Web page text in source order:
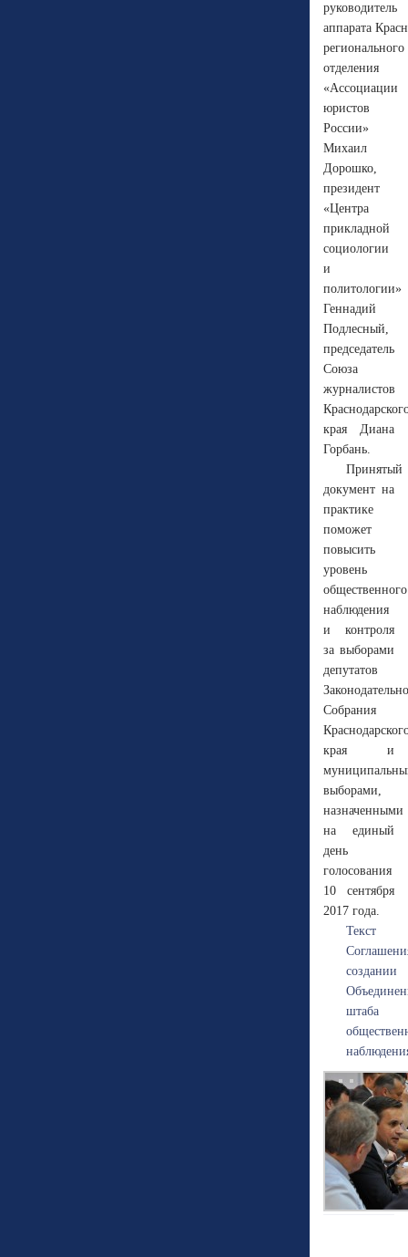
руководитель
аппарата
регионального
отделения
«Ассоциации
юристов
России»
Михаил
Дорошко,
президент
«Центра
прикладной
социологии
и
политологии»
Геннадий
Подлесный,
председатель
Союза
журналистов
края Диана
Горбань.
Принятый
документ на
практике
поможет
повысить
уровень
общественного
наблюдения
и контроля
за выборами
депутатов
Собрания
края и
выборами,
назначенными
на единый
день
голосования
10 сентября
2017 года.
Текст
создании
штаба